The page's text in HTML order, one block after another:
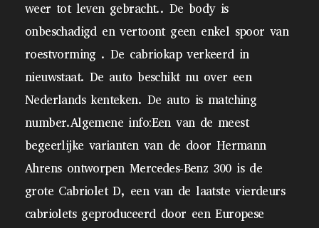
weer tot leven gebracht.. De body is
onbeschadigd en vertoont geen enkel spoor van
roestvorming . De cabriokap verkeerd in
nieuwstaat. De auto beschikt nu over een
Nederlands kenteken. De auto is matching
number.Algemene info:Een van de meest
begeerlijke varianten van de door Hermann
Ahrens ontworpen Mercedes-Benz 300 is de
grote Cabriolet D, een van de laatste vierdeurs
cabriolets geproduceerd door een Europese